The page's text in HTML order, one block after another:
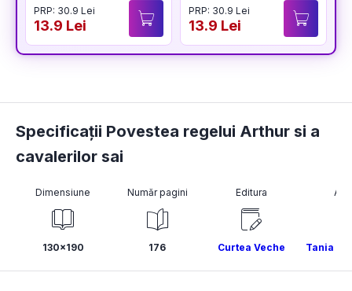
PRP: 30.9 Lei
13.9 Lei
PRP: 30.9 Lei
13.9 Lei
Specificații Povestea regelui Arthur si a
cavalerilor sai
Dimensiune
130x190
Număr pagini
176
Editura
Curtea Veche Tania